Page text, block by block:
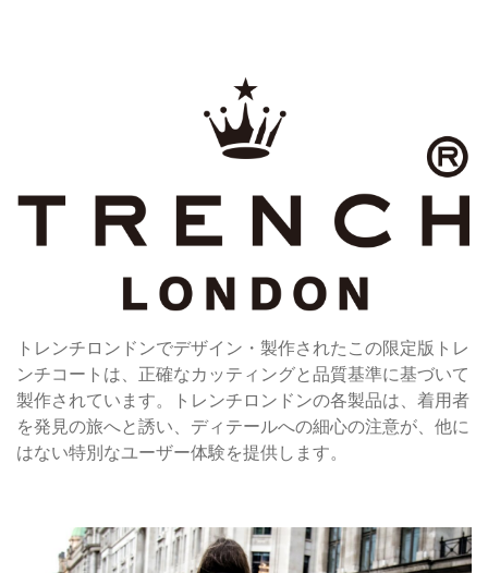
トレンチロンドンでデザイン・製作されたこの限定版トレ
ンチコートは、正確なカッティングと品質基準に基づいて
製作されています。トレンチロンドンの各製品は、着用者
を発見の旅へと誘い、ディテールへの細心の注意が、他に
はない特別なユーザー体験を提供します。